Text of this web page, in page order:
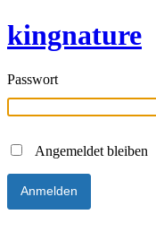
kingnature
Passwort
Angemeldet bleiben